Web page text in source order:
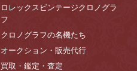
ロレックスビンテージクロノグラ
フ
クロノグラフの名機たち
オークション・販売代行
買取・鑑定・査定